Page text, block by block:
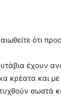
ότι
έχουν
κρέατα και
σωστά